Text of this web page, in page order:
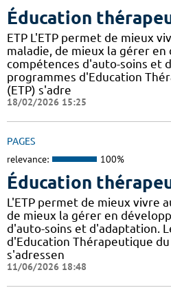
Éducation
ETP L'ETP permet de mieux
maladie, de mieux la gérer
compétences d'auto-soins et
programmes d'Education
(ETP) s'adre
18/02/2026 15:25
PAGES
relevance: 100%
Éducation
L'ETP permet de mieux vivre
de mieux la gérer en
d'auto-soins et d'adaptation.
d'Education Thérapeutique du
s'adressen
11/06/2026 18:48